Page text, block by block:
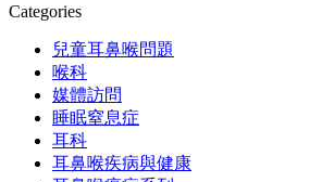
Categories
兒童耳鼻喉問題
喉科
媒體訪問
睡眠窒息症
耳科
耳鼻喉疾病與健康